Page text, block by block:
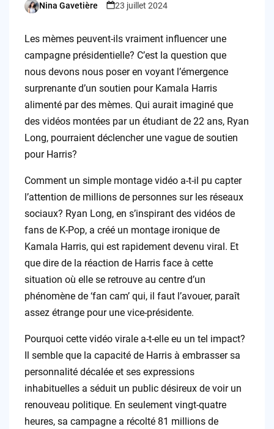
Posted
Nina Gavetière 23 juillet 2024
Les mèmes peuvent-ils vraiment influencer une
campagne présidentielle? C’est la question que
nous devons nous poser en voyant l’émergence
surprenante d’un soutien pour Kamala Harris
alimenté par des mèmes. Qui aurait imaginé que
des vidéos montées par un étudiant de 22 ans, Ryan
Long, pourraient déclencher une vague de soutien
pour Harris?
Comment un simple montage vidéo a-t-il pu capter
l’attention de millions de personnes sur les réseaux
sociaux? Ryan Long, en s’inspirant des vidéos de
fans de K-Pop, a créé un montage ironique de
Kamala Harris, qui est rapidement devenu viral. Et
que dire de la réaction de Harris face à cette
situation où elle se retrouve au centre d’un
phénomène de ‘fan cam’ qui, il faut l’avouer, paraît
assez étrange pour une vice-présidente.
Pourquoi cette vidéo virale a-t-elle eu un tel impact?
Il semble que la capacité de Harris à embrasser sa
personnalité décalée et ses expressions
inhabituelles a séduit un public désireux de voir un
renouveau politique. En seulement vingt-quatre
heures, sa campagne a récolté 81 millions de